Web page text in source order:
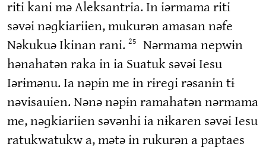
riti kani mə Aleksantria. In iərmama riti
səvəi nəɡkiariien, mukurən amasan nəfe
Nəkukuə Ikinan rani. 25
Nərmama nepwɨn
hənahatən raka in ia Suatuk səvəi Iesu
Iərɨmənu. Ia nəpɨn me in rɨreɡi rəsanɨn tɨ
nəvisauien. Nənə nəpɨn ramahatən nərmama
me, nəɡkiariien səvənhi ia nɨkaren səvəi Iesu
ratukwatukw a, mətə in rukurən a paptaes